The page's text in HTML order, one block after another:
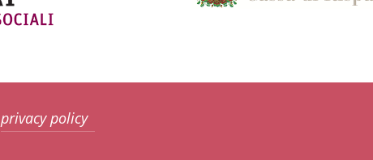
privacy policy